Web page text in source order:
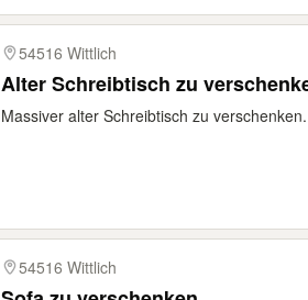
54516 Wittlich
Alter Schreibtisch zu
Massiver alter Schreibtisch zu
54516 Wittlich